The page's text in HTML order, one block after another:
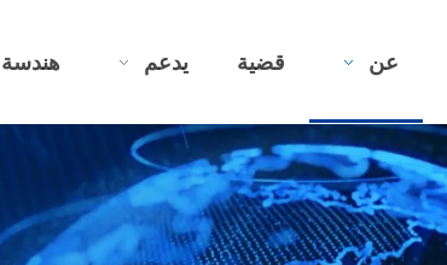
عن قضية يدعم هندسة